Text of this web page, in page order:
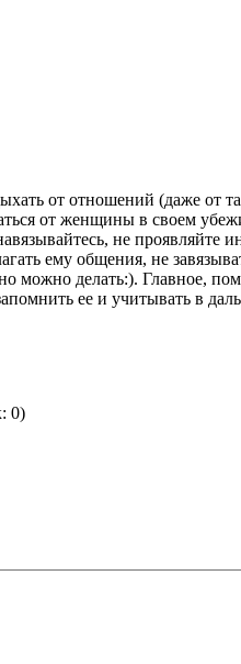
от отношений (даже от
от женщины в своем
не
ему общения, не
можно делать:). Главное,
ее и учитывать в
0)